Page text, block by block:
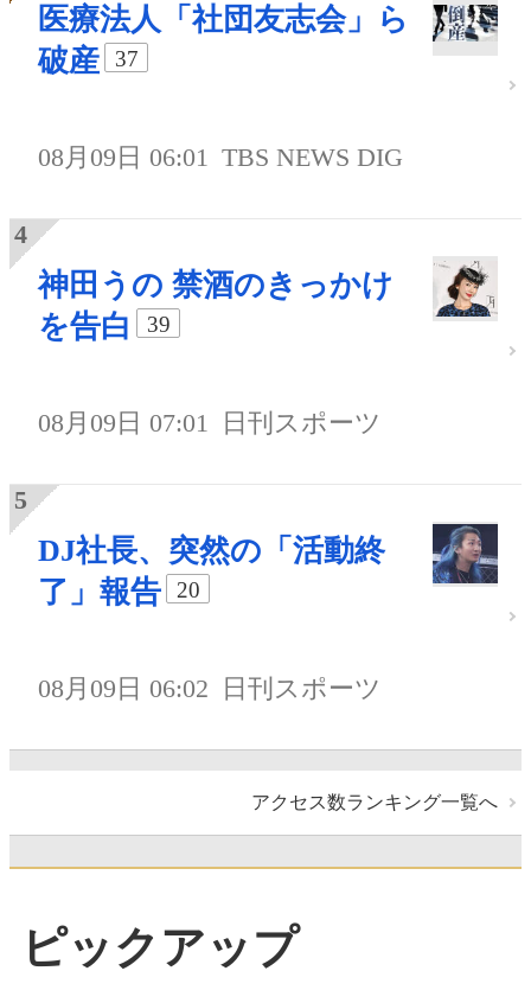
医療法人「社団友志会」ら
破産
37
08月09日 06:01 TBS NEWS DIG
神田うの 禁酒のきっかけ
を告白
39
08月09日 07:01 日刊スポーツ
DJ社長、突然の「活動終
了」報告
20
08月09日 06:02 日刊スポーツ
アクセス数ランキング一覧へ
ピックアップ